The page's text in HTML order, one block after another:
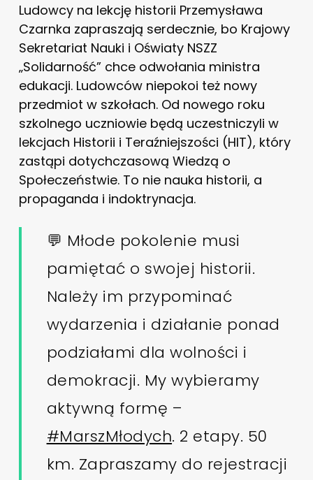
Ludowcy na lekcję historii Przemysława
Czarnka zapraszają serdecznie, bo Krajowy
Sekretariat Nauki i Oświaty NSZZ
„Solidarność” chce odwołania ministra
edukacji. Ludowców niepokoi też nowy
przedmiot w szkołach. Od nowego roku
szkolnego uczniowie będą uczestniczyli w
lekcjach Historii i Teraźniejszości (HIT), który
zastąpi dotychczasową Wiedzą o
Społeczeństwie. To nie nauka historii, a
propaganda i indoktrynacja.
💬 Młode pokolenie musi
pamiętać o swojej historii.
Należy im przypominać
wydarzenia i działanie ponad
podziałami dla wolności i
demokracji. My wybieramy
aktywną formę –
#MarszMłodych. 2 etapy. 50
km. Zapraszamy do rejestracji